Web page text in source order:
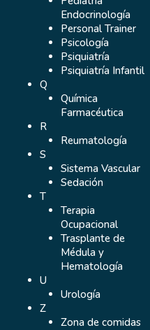
Endocrinología
Personal Trainer
Psicología
Psiquiatría
Psiquiatría Infantil
Q
Química
Farmacéutica
R
Reumatología
S
Sistema Vascular
Sedación
T
Terapia
Ocupacional
Trasplante de
Médula y
Hematología
U
Urología
Z
Zona de comidas